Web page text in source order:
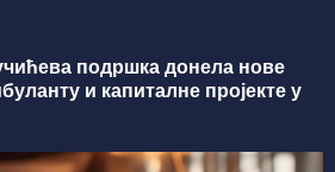
подршка донела нове
и капиталне пројекте у